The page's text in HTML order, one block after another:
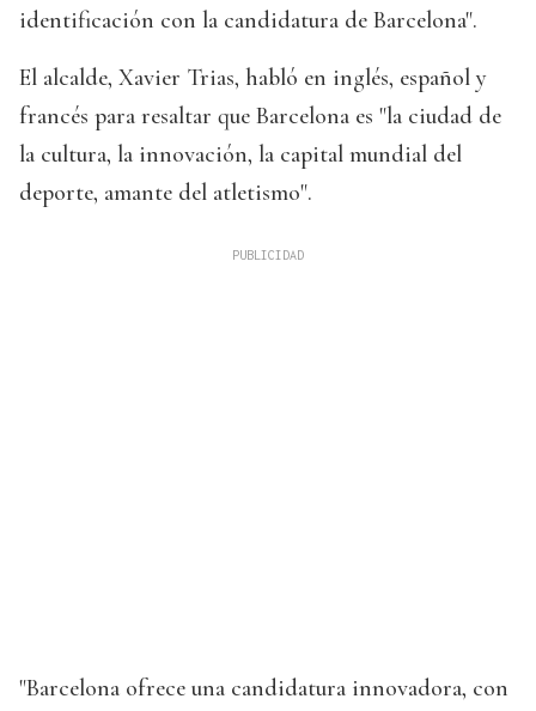
identificación con la candidatura de Barcelona".
El alcalde, Xavier Trias, habló en inglés, español y
francés para resaltar que Barcelona es "la ciudad de
la cultura, la innovación, la capital mundial del
deporte, amante del atletismo".
"Barcelona ofrece una candidatura innovadora, con